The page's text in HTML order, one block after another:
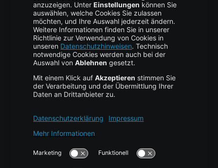
True gesetzt ist, kann der Task parallel
zu anderen unabhängigen Aufgaben
laufen. Standardmäßig ist sie für
sequenzielle Ausführung auf False
gesetzt.
output_file:Wenn angegeben, speichert
CrewAI die Ausgabe des Agenten in
depends_on:Eine Liste von Aufgaben,
dieser Task startet. Dadurch lässt sich